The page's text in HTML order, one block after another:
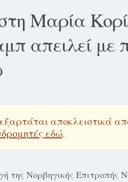
Μαρία
απειλεί με
αποκλειστικά
εδώ.
της Νορβηγικής Επιτροπής